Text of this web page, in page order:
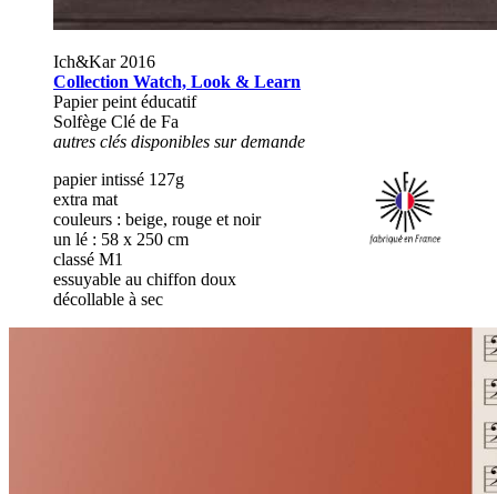
Ich&Kar 2016
Collection Watch, Look & Learn
Papier peint éducatif
Solfège Clé de Fa
autres clés disponibles sur demande
papier intissé 127g
extra mat
couleurs : beige, rouge et noir
un lé : 58 x 250 cm
classé M1
essuyable au chiffon doux
décollable à sec